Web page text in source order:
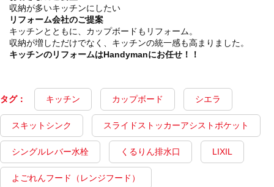
収納が多いキッチンにしたい
リフォーム会社のご提案
キッチンとともに、カップボードもリフォーム。
収納が増しただけでなく、キッチンの統一感も高まりました。
キッチンのリフォームはHandymanにお任せ！！
タグ： キッチン カップボード シエラ
スキットシンク スライドストッカーアシストポケット
シングルレバー水栓 くるりん排水口 LIXIL
よごれんフード（レンジフード）